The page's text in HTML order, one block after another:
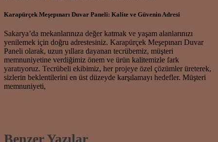
Karapürçek Meşepınarı Duvar Paneli: Kalite ve Güvenin Adresi
Sakarya’da mekanlarınıza değer katmak ve yaşam alanlarınızı
yenilemek için doğru adrestesiniz. Karapürçek Meşepınarı Duvar
Paneli olarak, uzun yıllara dayanan tecrübemiz, müşteri
memnuniyetine verdiğimiz önem ve ürün kalitemizle fark
yaratıyoruz. Tecrübeli ekibimiz, her projeye özel çözümler üreterek,
sizlerin beklentilerini en üst düzeyde karşılamayı hedefler. Müşteri
memnuniyeti,
Benzer Yazılar